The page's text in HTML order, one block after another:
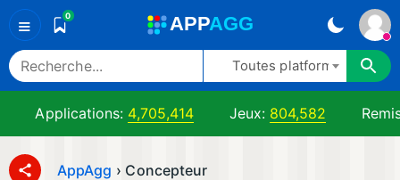
≡ 0 APPAGG
Toutes platformes
Applications: 4,705,414 Jeux: 804,582
AppAgg › Concepteur